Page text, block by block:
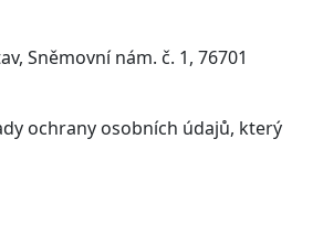
Sněmovní nám. č. 1, 76701
ochrany osobních údajů, který